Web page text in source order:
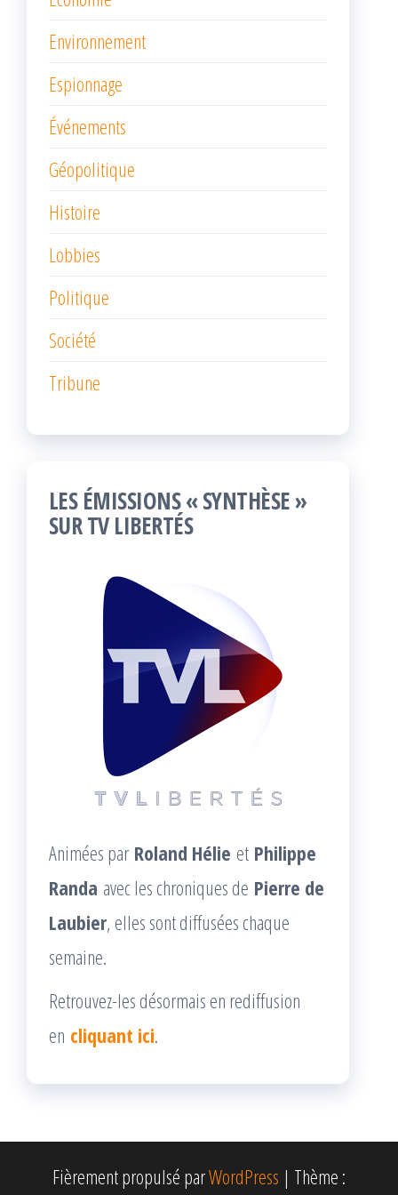
Environnement
Espionnage
Événements
Géopolitique
Histoire
Lobbies
Politique
Société
Tribune
LES ÉMISSIONS « SYNTHÈSE »
SUR TV LIBERTÉS
Animées par Roland Hélie et Philippe
Randa avec les chroniques de Pierre de
Laubier, elles sont diffusées chaque
semaine.
Retrouvez-les désormais en rediffusion
en cliquant ici.
Fièrement propulsé parWordPress | Thème :